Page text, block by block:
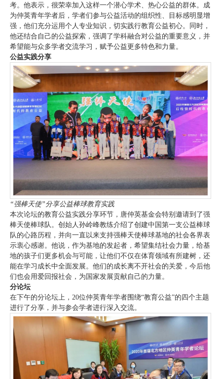
考。他表示，很荣幸加入这样一个潜心学术、热心公益的群体。成
为仲英青年学者后，学者们参与公益活动的组织性、目标感明显增
强，他们充分运用个人专业知识，切实践行教育公益初心。同时，
他还结合自己的公益探索，强调了学科融合对公益的重要意义，并
希望能与众多学者交流学习，赋予公益更多特色和力量。
公益实践分享
“强棒天使”分享公益棒球教育实践
本次论坛的教育公益实践分享环节，唐仲英基金会特别邀请到了强
棒天使棒球队。创始人孙岭峰教练介绍了创建中国第一支公益棒球
队的心路历程，并向一直以来支持强棒天使棒球基地的社会各界表
示衷心感谢。他说，作为基地的发起者，希望集结社会力量，给基
地的孩子们更多机会与可能，让他们不仅在体育领域有所建树，还
能在学习成长中全面发展。他们的成长离不开社会的关爱，今后他
们也会用爱回报社会，为国家发展贡献自己的力量。
分论坛
在下午的分论坛上，20位仲英青年学者围绕“教育公益”的四个主题
进行了分享，并与参会学者进行深入交流。